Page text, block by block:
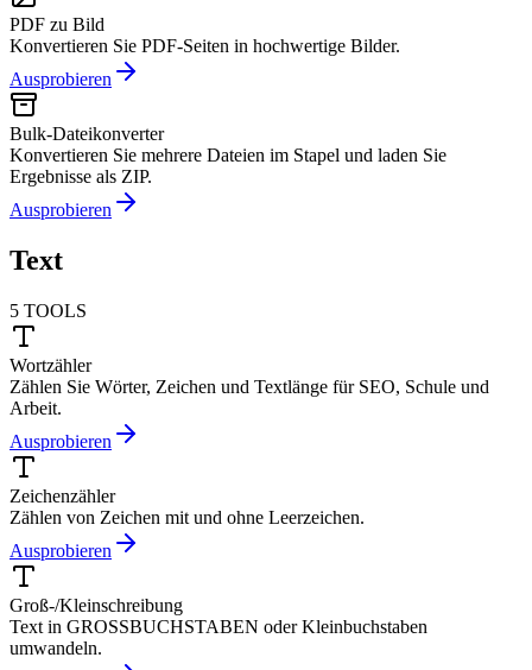
PDF zu Bild
Konvertieren Sie PDF-Seiten in hochwertige Bilder.
Ausprobieren
Bulk-Dateikonverter
Konvertieren Sie mehrere Dateien im Stapel und laden Sie
Ergebnisse als ZIP.
Ausprobieren
Text
5 TOOLS
Wortzähler
Zählen Sie Wörter, Zeichen und Textlänge für SEO, Schule und
Arbeit.
Ausprobieren
Zeichenzähler
Zählen von Zeichen mit und ohne Leerzeichen.
Ausprobieren
Groß-/Kleinschreibung
Text in GROSSBUCHSTABEN oder Kleinbuchstaben
umwandeln.